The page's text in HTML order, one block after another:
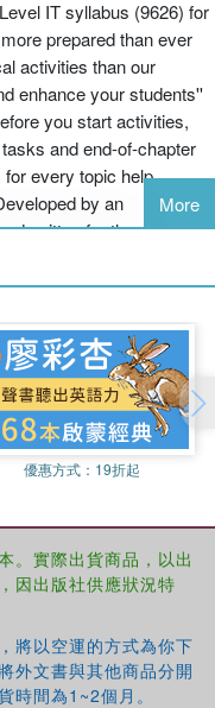
IT syllabus (9626) for
prepared than ever
activities than our
enhance your students''
you start activities,
and end-of-chapter
every topic help
by an
written for the
helps to teach
by the syllabus.
More
優惠方式： 19折起
。實際出貨商品，以出
因出版社供應狀況特
將以空運的方式為你下
外文書與其他商品分開
時間為1~2個月。